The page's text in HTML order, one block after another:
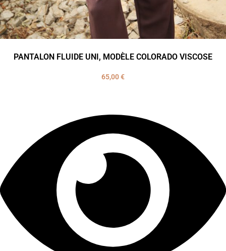
PANTALON FLUIDE UNI, MODÈLE COLORADO VISCOSE
65,00€